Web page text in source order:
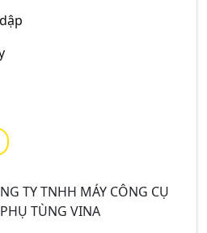
TY TNHH MÁY CÔNG CỤ
TÙNG VINA